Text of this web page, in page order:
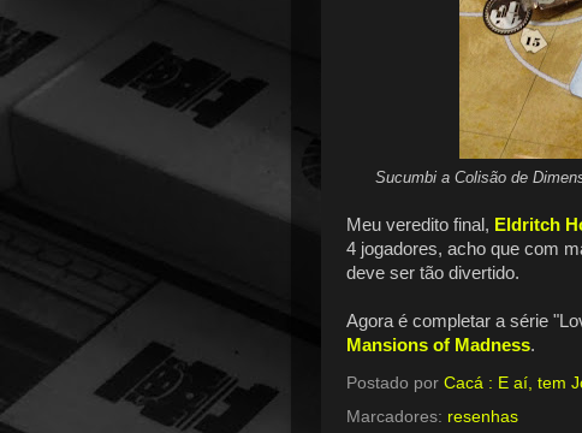
Sucumbi a Colisão de
Meu veredito final, Eldritch
4 jogadores, acho que com
deve ser tão divertido.
Agora é completar a série
Mansions of Madness.
Postado por Cacá : E aí, tem
Marcadores: resenhas